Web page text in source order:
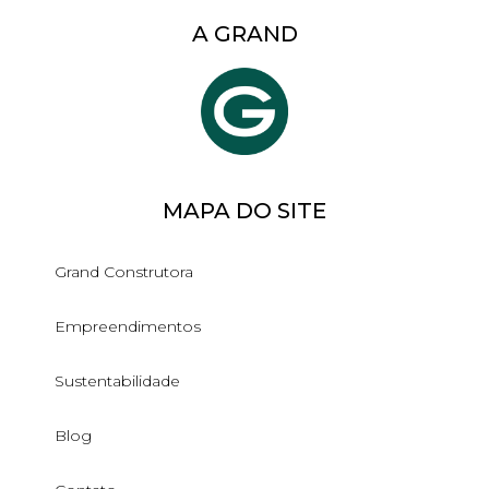
A GRAND
MAPA DO SITE
Grand Construtora
Empreendimentos
Sustentabilidade
Blog